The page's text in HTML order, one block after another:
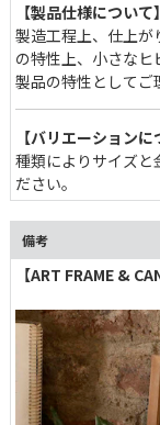
【製品仕様について】
製造工程上、仕上が
の特性上、小さなヒ
製品の特性としてご
【バリエーションに
種類によりサイズと
ださい。
備考
【ART FRAME &